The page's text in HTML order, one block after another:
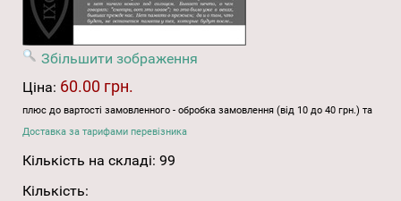
Збільшити зображення
Ціна: 60.00 грн.
плюс до вартості замовленного - обробка замовлення (від 10 до 40 грн.) та
Доставка за тарифами перевізника
Кількість на складі: 99
Кількість: